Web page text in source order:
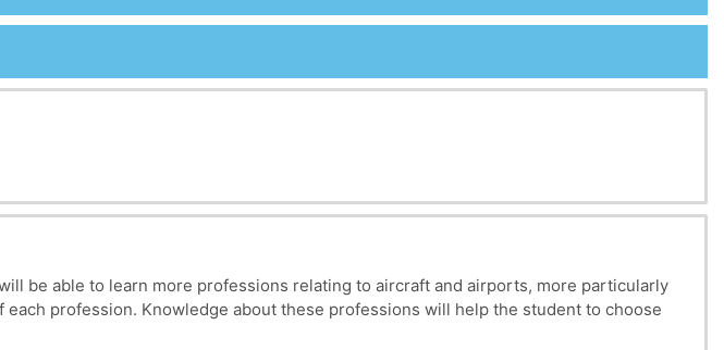
be able to learn more professions relating to aircraft and airports, more particularly
each profession. Knowledge about these professions will help the student to choose